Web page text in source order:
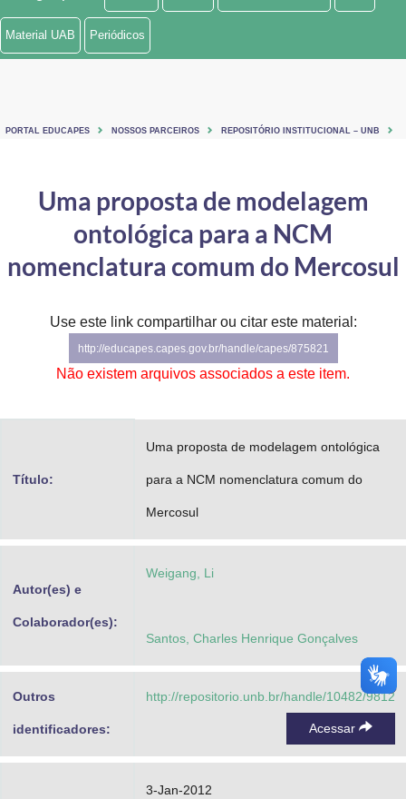
Ministério de Minas e Energia
Controladoria-Geral da União
Ministério da Mulher, da Família e dos Direitos Humanos
Secretaria de Governo
Gabinete de Segurança Institucional
Material UAB Periódicos
PORTAL EDUCAPES NOSSOS PARCEIROS REPOSITÓRIO INSTITUCIONAL – UNB
Uma proposta de modelagem
ontológica para a NCM
nomenclatura comum do Mercosul
Use este link compartilhar ou citar este material:
http://educapes.capes.gov.br/handle/capes/875821
Não existem arquivos associados a este item.
Título:
Uma proposta de modelagem ontológica
para a NCM nomenclatura comum do
Mercosul
Autor(es) e
Colaborador(es):
Weigang, Li
Santos, Charles Henrique Gonçalves
Outros
identificadores:
http://repositorio.unb.br/handle/10482/9812
Acessar
3-Jan-2012